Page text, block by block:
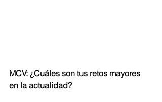
MCV: ¿Cuáles son tus retos mayores
en la actualidad?